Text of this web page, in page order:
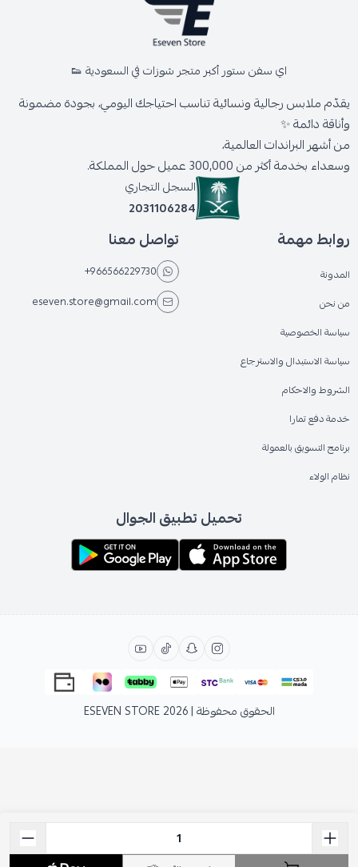
اي سفن ستور أكبر متجر شوزات في السعودية 👟
يقدّم ملابس رجالية ونسائية تناسب احتياجك اليومي، بجودة مضمونة
وأناقة دائمة ✨
من أشهر البراندات العالمية،
وسعداء بخدمة أكثر من 300,000 عميل حول المملكة.
السجل التجاري
2031106284
روابط مهمة
المدونة
من نحن
سياسة الخصوصية
سياسة الاستبدال والاسترجاع
الشروط والاحكام
خدمة دفع تمارا
برنامج التسويق بالعمولة
نظام الولاء
تواصل معنا
+966566229730
eseven.store@gmail.com
تحميل تطبيق الجوال
الحقوق محفوظة | 2026 ESEVEN STORE